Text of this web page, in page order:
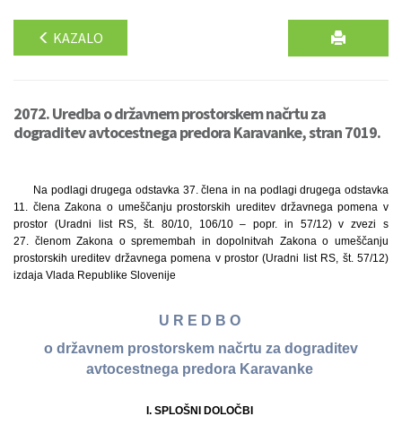
KAZALO
2072. Uredba o državnem prostorskem načrtu za
dograditev avtocestnega predora Karavanke, stran 7019.
Na podlagi drugega odstavka 37. člena in na podlagi drugega odstavka
11. člena Zakona o umeščanju prostorskih ureditev državnega pomena v
prostor (Uradni list RS, št. 80/10, 106/10 – popr. in 57/12) v zvezi s
27. členom Zakona o spremembah in dopolnitvah Zakona o umeščanju
prostorskih ureditev državnega pomena v prostor (Uradni list RS, št. 57/12)
izdaja Vlada Republike Slovenije
U R E D B O
o državnem prostorskem načrtu za dograditev
avtocestnega predora Karavanke
I. SPLOŠNI DOLOČBI